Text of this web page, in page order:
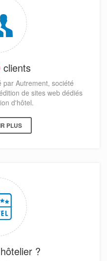
clients
par Autrement, société
de sites web dédiés
d'hôtel.
PLUS
hôtelier ?